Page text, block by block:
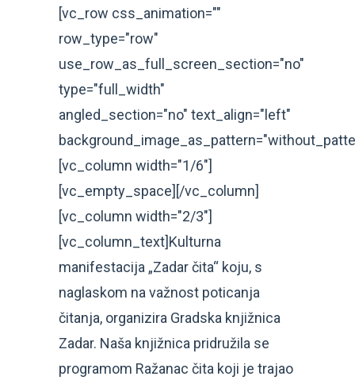
[vc_row css_animation=""
row_type="row"
use_row_as_full_screen_section="no"
type="full_width"
angled_section="no" text_align="left"
[vc_column width="1/6"]
[vc_empty_space][/vc_column]
[vc_column width="2/3"]
[vc_column_text]Kulturna
manifestacija „Zadar čita“ koju, s
naglaskom na važnost poticanja
čitanja, organizira Gradska knjižnica
Zadar. Naša knjižnica pridružila se
programom Ražanac čita koji je trajao